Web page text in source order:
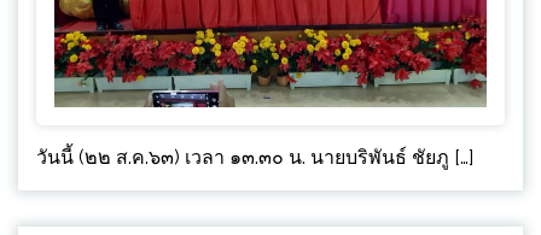
วันนี้ (๒๒ ส.ค.๖๓) เวลา ๑๓.๓๐ น. นายบริพันธ์ ชัยภู […]